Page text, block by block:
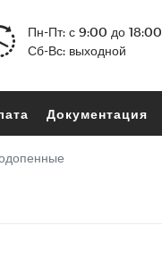
Пн-Пт: с 9:00 до 18:00
Сб-Вс: выходной
Документация